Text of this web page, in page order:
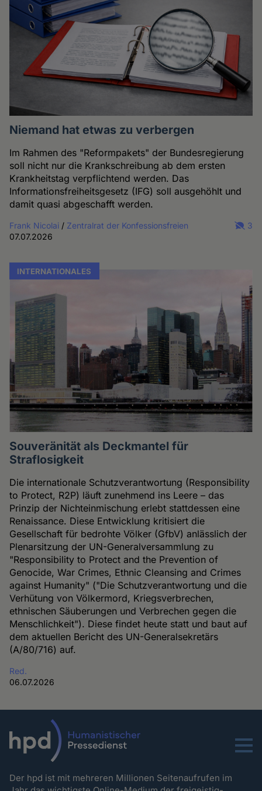
Niemand hat etwas zu verbergen
Im Rahmen des "Reformpakets" der Bundesregierung
soll nicht nur die Krankschreibung ab dem ersten
Krankheitstag verpflichtend werden. Das
Informationsfreiheitsgesetz (IFG) soll ausgehöhlt und
damit quasi abgeschafft werden.
Frank Nicolai / Zentralrat der Konfessionsfreien
07.07.2026
3
INTERNATIONALES
Souveränität als Deckmantel für
Straflosigkeit
Die internationale Schutzverantwortung (Responsibility
to Protect, R2P) läuft zunehmend ins Leere – das
Prinzip der Nichteinmischung erlebt stattdessen eine
Renaissance. Diese Entwicklung kritisiert die
Gesellschaft für bedrohte Völker (GfbV) anlässlich der
Plenarsitzung der UN-Generalversammlung zu
"Responsibility to Protect and the Prevention of
Genocide, War Crimes, Ethnic Cleansing and Crimes
against Humanity" ("Die Schutzverantwortung und die
Verhütung von Völkermord, Kriegsverbrechen,
ethnischen Säuberungen und Verbrechen gegen die
Menschlichkeit"). Diese findet heute statt und baut auf
dem aktuellen Bericht des UN-Generalsekretärs
(A/80/716) auf.
Red.
06.07.2026
Menu
Der hpd ist mit mehreren Millionen Seitenaufrufen im